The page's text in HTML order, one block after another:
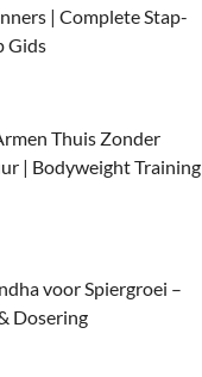
| Complete Stap-
Gids
Thuis Zonder
| Bodyweight Training
voor Spiergroei –
Dosering